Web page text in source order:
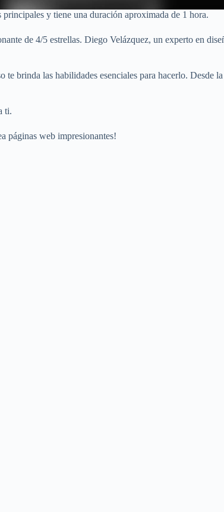
y tiene una duración aproximada de 1 hora.
de 4/5 estrellas. Diego Velázquez, un experto en
brinda las habilidades esenciales para hacerlo. Desde
ti.
páginas web impresionantes!